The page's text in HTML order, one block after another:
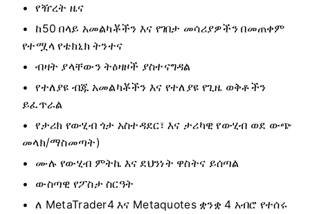
የዥረት ዜና
ከ50 በላይ አመልካቾችን እና የገበታ መሳሪያዎችን በመጠቀም
የተሟላ የቴክኒክ ትንተና
ብዛት ያላቸውን ትዕዛዞች ያስተናግዳል
የተለያዩ ብጁ አመልካቾችን እና የተለያዩ የጊዜ ወቅቶችን
ይፈጥራል
የታሪክ የውሂብ ጎታ አስተዳደር፣ እና ታሪካዊ የውሂብ ወደ ውጭ
መላክ/ማስመጣት)
ሙሉ የውሂብ ምትኬ እና ደህንነት ዋስትና ይሰጣል
ውስጣዊ የፖስታ ስርዓት
ለ MetaTrader4 እና Metaquotes ቋንቋ 4 አብሮ የተሰሩ